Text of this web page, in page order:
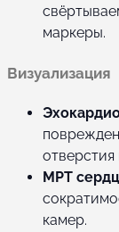
маркеры.
Визуализация
отверстия
МРТ
камер.